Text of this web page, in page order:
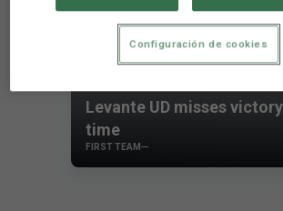
Levante UD misses
time
FIRST TEAM
Configuración de cookies